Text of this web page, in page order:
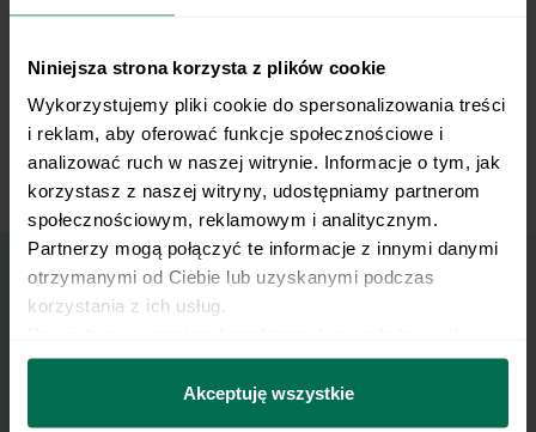
Niniejsza strona korzysta z plików cookie
Wykorzystujemy pliki cookie do spersonalizowania treści
i reklam, aby oferować funkcje społecznościowe i
analizować ruch w naszej witrynie. Informacje o tym, jak
korzystasz z naszej witryny, udostępniamy partnerom
społecznościowym, reklamowym i analitycznym.
Partnerzy mogą połączyć te informacje z innymi danymi
otrzymanymi od Ciebie lub uzyskanymi podczas
korzystania z ich usług.
można się z nami skontaktować i w jaki sposób
przetwarzamy dane osobowe w ramach
prywatności.
Akceptuję wszystkie
jogurt, sól i pieprz, mieszamy.
9 Rybę podajemy z ziemniakami i mizerią.
Wyślij przepis na e-mail
Nasze najlepsze przepisy, prosto na Twoja